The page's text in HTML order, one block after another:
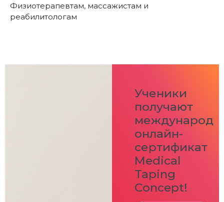
Физиотерапевтам, массажистам и
реабилитологам
Ученики
получают
онлайн-
сертификат
Medical
Taping
Concept!